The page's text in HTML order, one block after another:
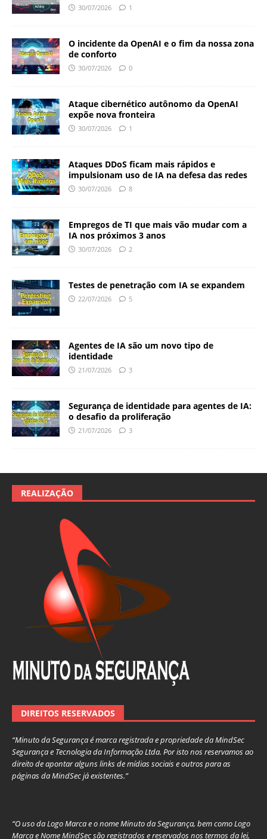
30/07/2026 1
O incidente da OpenAI e o fim da nossa zona
de conforto
30/07/2026 0
Ataque cibernético autônomo da OpenAI
expõe nova fronteira
30/07/2026 1
Ataques DDoS ficam mais rápidos e
impulsionam uso de IA na defesa das redes
30/07/2026 8
Empregos de TI que mais vão mudar com a
IA nos próximos 3 anos
30/07/2026 2
Testes de penetração com IA se expandem
22/07/2026 5
Agentes de IA são um novo tipo de
identidade
21/07/2026 3
Segurança de identidade para agentes de IA:
o desafio da proliferação
21/07/2026 3
REALIZAÇÃO
DIREITOS RESERVADOS
“Minuto da Segurança é marca registrada e propriedade da MindSec
Segurança e Tecnologia da Informação Ltda. Por isto nos reservamos ao
direito de apontar alguns links de mídias sociais e outros para as
páginas da MindSec já existentes.”
“O uso da Logo Marca e o nome Minuto da Segurança, bem como Logo
Marca e Nome MindSec são registrados e reservados nos termos da lei,